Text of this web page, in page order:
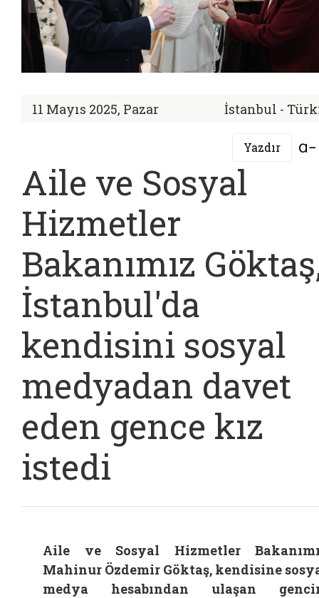
11 Mayıs 2025, Pazar İstanbul -
Yazdır
Aile ve Sosyal
Hizmetler
Bakanımız
İstanbul'da
kendisini sosyal
medyadan davet
eden gence kız
istedi
Aile ve Sosyal Hizmetler
Mahinur Özdemir Göktaş, kendisine
medya hesabından ulaşan